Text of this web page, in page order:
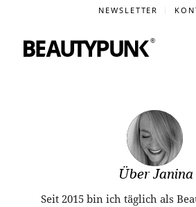
NEWSLETTER
ÜberJanina
Seit 2015 bin ich täglich als